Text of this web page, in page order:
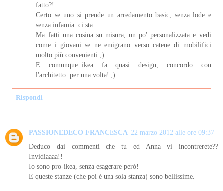
fatto?!
Certo se uno si prende un arredamento basic, senza lode e
senza infamia..ci sta.
Ma fatti una cosina su misura, un po' personalizzata e vedi
come i giovani se ne emigrano verso catene di mobilifici
molto più convenienti ;)
E comunque..ikea fa quasi design, concordo con
l'architetto..per una volta! ;)
Rispondi
PASSIONEDECO FRANCESCA 22 marzo 2012 alle ore 09:37
Deduco dai commenti che tu ed Anna vi incontrerete??
Invidiaaaa!!
Io sono pro-ikea, senza esagerare però!
E queste stanze (che poi è una sola stanza) sono bellissime.